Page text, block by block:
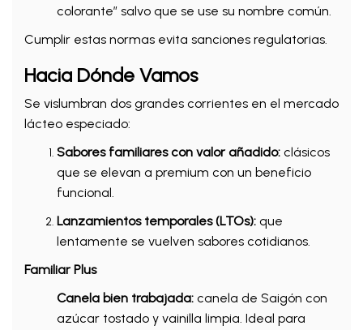
colorante” salvo que se use su nombre común.
Cumplir estas normas evita sanciones regulatorias.
Hacia Dónde Vamos
Se vislumbran dos grandes corrientes en el mercado
lácteo especiado:
Sabores familiares con valor añadido: clásicos
que se elevan a premium con un beneficio
funcional.
Lanzamientos temporales (LTOs): que
lentamente se vuelven sabores cotidianos.
Familiar Plus
Canela bien trabajada: canela de Saigón con
azúcar tostado y vainilla limpia. Ideal para